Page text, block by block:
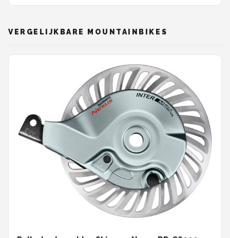
VERGELIJKBARE MOUNTAINBIKES